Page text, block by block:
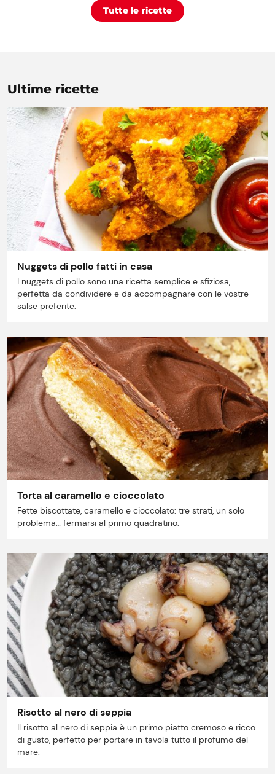
Prezzi Rossetto
Punti vendita
Il gruppo
Ricette
Storie
Lavora con noi
Shop
Tutte le ricette
Ultime ricette
Nuggets di pollo fatti in casa
I nuggets di pollo sono una ricetta semplice e sfiziosa,
perfetta da condividere e da accompagnare con le vostre
salse preferite.
Torta al caramello e cioccolato
Fette biscottate, caramello e cioccolato: tre strati, un solo
problema… fermarsi al primo quadratino.
Risotto al nero di seppia
Il risotto al nero di seppia è un primo piatto cremoso e ricco
di gusto, perfetto per portare in tavola tutto il profumo del
mare.